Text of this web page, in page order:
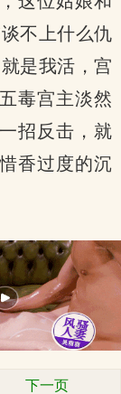
不上什么仇
是我活，宫
毒宫主淡然
招反击，就
香过度的沉
下一页